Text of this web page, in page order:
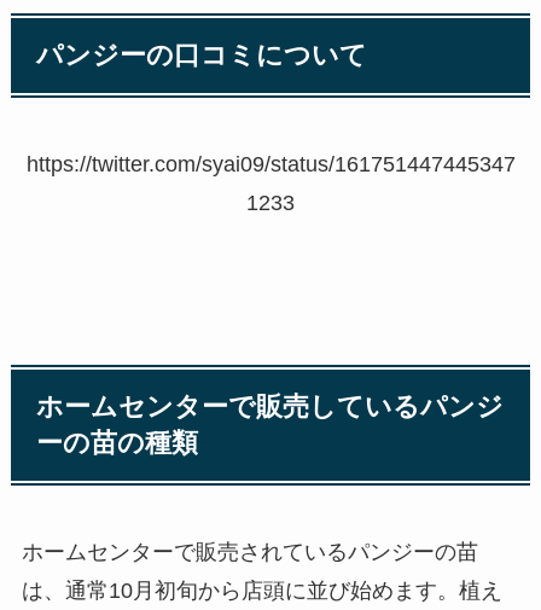
パンジーの口コミについて
https://twitter.com/syai09/status/161751447445347
1233
ホームセンターで販売しているパンジ
ーの苗の種類
ホームセンターで販売されているパンジーの苗
は、通常10月初旬から店頭に並び始めます。植え